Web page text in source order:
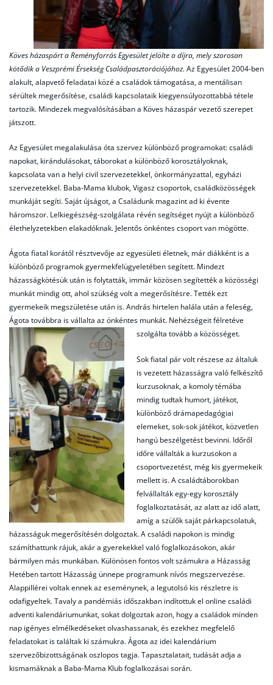
Köves házaspárt a Reményforrás Egyesület jelölte a díjra, mely szorosan
kötődik a Veszprémi Érsekség Családpasztorációjához. Az Egyesület 2004-ben
alakult, alapvető feladatai közé a családok támogatása, a mentálisan
sérültek megerősítése, családi kapcsolataik kiegyensúlyozottabbá tétele
tartozik. Mindezek megvalósításában a Köves házaspár vezető szerepet
játszott.
Az Egyesület megalakulása óta szervez különböző programokat: családi
napokat, kirándulásokat, táborokat a különböző korosztályoknak,
kapcsolata van a helyi civil szervezetekkel, önkormányzattal, egyházi
szervezetekkel. Baba-Mama klubok, Vigasz csoportok, családközösségek
munkáját segíti. Saját újságot, a Családunk magazint ad ki évente
háromszor. Lelkiegészség-szolgálata révén segítséget nyújt a különböző
élethelyzetekben elakadóknak. Jelentős önkéntes csoport van mögötte.
Ágota fiatal korától résztvevője az egyesületi életnek, már diákként is a
különböző programok gyermekfelügyeletében segített. Mindezt
házasságkötésük után is folytatták, immár közösen segítették a közösségi
munkát mindig ott, ahol szükség volt a megerősítésre. Tették ezt
gyermekeik megszületése után is. András hirtelen halála után a feleség,
Ágota továbbra is vállalta az önkéntes munkát. Nehézségeit félretéve
szolgálta tovább a közösséget.
Sok fiatal pár volt részese az általuk
is vezetett házasságra való felkészítő
kurzusoknak, a komoly témába
mindig tudtak humort, játékot,
különböző drámapedagógiai
elemeket, sok-sok játékot, közvetlen
hangú beszélgetést bevinni. Időről
időre vállalták a kurzusokon a
csoportvezetést, még kis gyermekeik
mellett is. A családtáborokban
felvállalták egy-egy korosztály
foglalkoztatását, az alatt az idő alatt,
amíg a szülők saját párkapcsolatuk,
házasságuk megerősítésén dolgoztak. A családi napokon is mindig
számíthattunk rájuk, akár a gyerekekkel való foglalkozásokon, akár
bármilyen más munkában. Különösen fontos volt számukra a Házasság
Hetében tartott Házasság ünnepe programunk nívós megszervezése.
Alappillérei voltak ennek az eseménynek, a legutolsó kis részletre is
odafigyeltek. Tavaly a pandémiás időszakban indítottuk el online családi
adventi kalendáriumunkat, sokat dolgoztak azon, hogy a családok minden
nap igényes elmélkedéseket olvashassanak, és ezekhez megfelelő
feladatokat is találtak ki számukra. Ágota az idei kalendárium
szervezőbizottságának oszlopos tagja. Tapasztalatait, tudását adja a
kismamáknak a Baba-Mama Klub foglalkozásai során.